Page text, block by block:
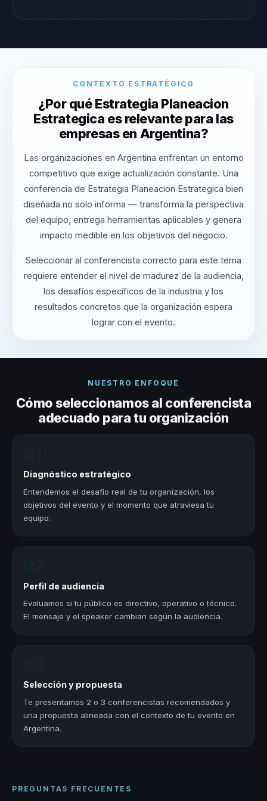
CONTEXTO ESTRATÉGICO
¿Por qué Estrategia Planeacion
Estrategica es relevante para las
empresas en Argentina?
Las organizaciones en Argentina enfrentan un entorno
competitivo que exige actualización constante. Una
conferencia de Estrategia Planeacion Estrategica bien
diseñada no solo informa — transforma la perspectiva
del equipo, entrega herramientas aplicables y genera
impacto medible en los objetivos del negocio.
Seleccionar al conferencista correcto para este tema
requiere entender el nivel de madurez de la audiencia,
los desafíos específicos de la industria y los
resultados concretos que la organización espera
lograr con el evento.
NUESTRO ENFOQUE
Cómo seleccionamos al conferencista
adecuado para tu organización
Diagnóstico estratégico
Entendemos el desafío real de tu organización, los
objetivos del evento y el momento que atraviesa tu
equipo.
Perfil de audiencia
Evaluamos si tu público es directivo, operativo o técnico.
El mensaje y el speaker cambian según la audiencia.
Selección y propuesta
Te presentamos 2 o 3 conferencistas recomendados y
una propuesta alineada con el contexto de tu evento en
Argentina.
PREGUNTAS FRECUENTES